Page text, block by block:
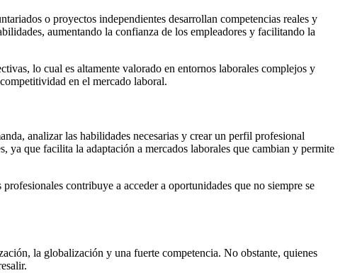
o proyectos independientes desarrollan competencias reales y
aumentando la confianza de los empleadores y facilitando la
lo cual es altamente valorado en entornos laborales complejos y
en el mercado laboral.
analizar las habilidades necesarias y crear un perfil profesional
que facilita la adaptación a mercados laborales que cambian y permite
contribuye a acceder a oportunidades que no siempre se
la globalización y una fuerte competencia. No obstante, quienes